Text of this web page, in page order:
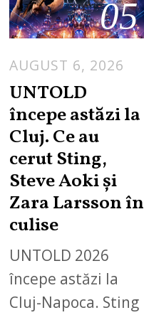
05
AUGUST 6, 2026
UNTOLD
începe astăzi la
Cluj. Ce au
cerut Sting,
Steve Aoki și
Zara Larsson în
culise
UNTOLD 2026
începe astăzi la
Cluj-Napoca. Sting